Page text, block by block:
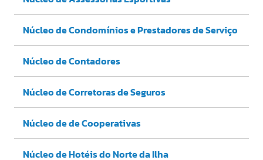
Núcleo de Condomínios e Prestadores de Serviço
Núcleo de Contadores
Núcleo de Corretoras de Seguros
Núcleo de de Cooperativas
Núcleo de Hotéis do Norte da Ilha